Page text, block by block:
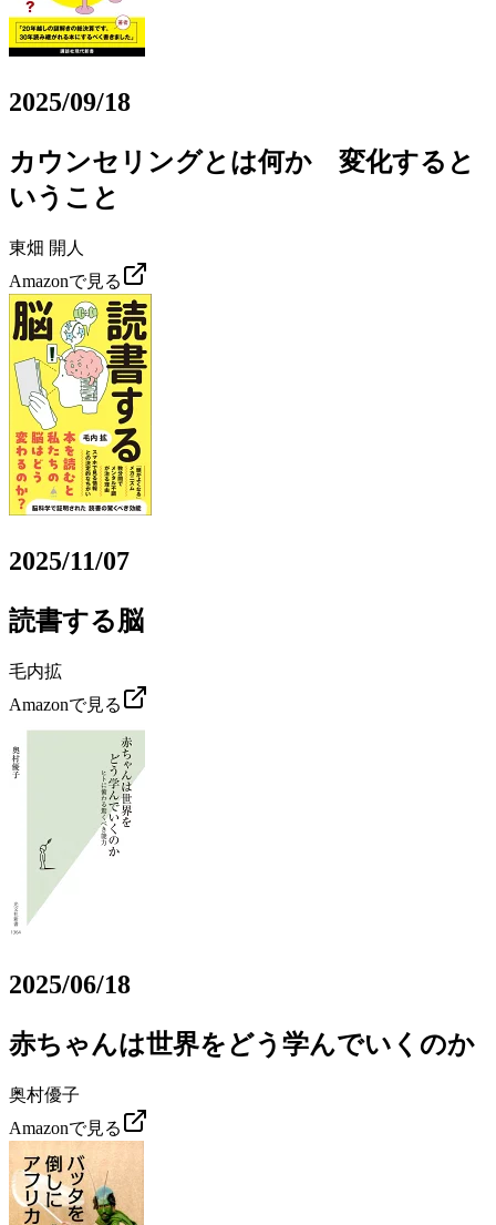
2025/09/18
カウンセリングとは何か 変化すると
いうこと
東畑 開人
Amazonで見る
2025/11/07
読書する脳
毛内拡
Amazonで見る
2025/06/18
赤ちゃんは世界をどう学んでいくのか
奥村優子
Amazonで見る